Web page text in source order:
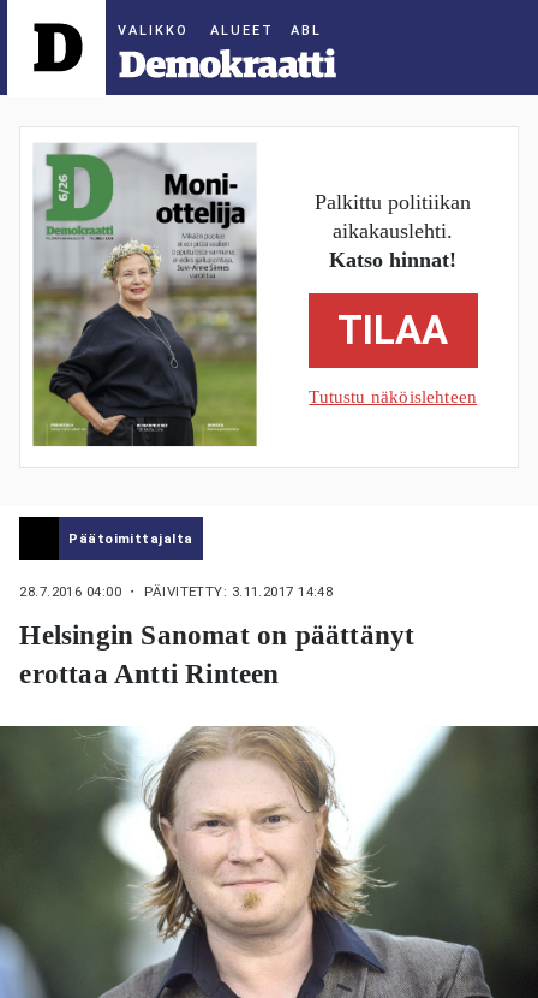
ALUEET
Palkittu politiikan
aikakauslehti.
Katso hinnat!
TILAA
Tutustu näköislehteen
Päätoimittajalta
28.7.2016 04:00 ・ PÄIVITETTY: 3.11.2017 14:48
Helsingin Sanomat on päättänyt
erottaa Antti Rinteen